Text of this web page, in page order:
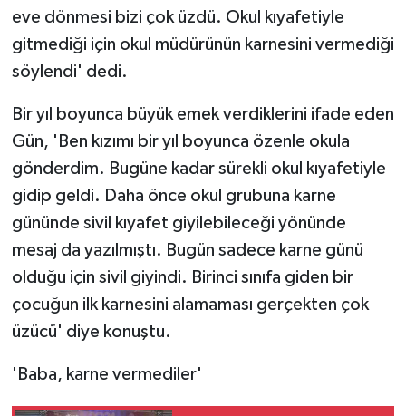
eve dönmesi bizi çok üzdü. Okul kıyafetiyle
gitmediği için okul müdürünün karnesini vermediği
söylendi' dedi.
Bir yıl boyunca büyük emek verdiklerini ifade eden
Gün, 'Ben kızımı bir yıl boyunca özenle okula
gönderdim. Bugüne kadar sürekli okul kıyafetiyle
gidip geldi. Daha önce okul grubuna karne
gününde sivil kıyafet giyilebileceği yönünde
mesaj da yazılmıştı. Bugün sadece karne günü
olduğu için sivil giyindi. Birinci sınıfa giden bir
çocuğun ilk karnesini alamaması gerçekten çok
üzücü' diye konuştu.
'Baba, karne vermediler'